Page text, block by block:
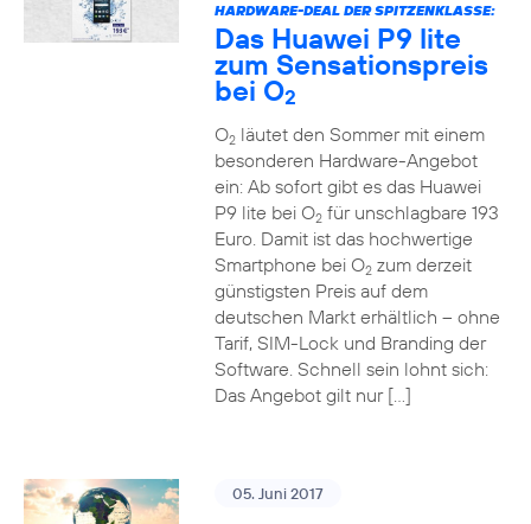
HARDWARE-DEAL DER SPITZENKLASSE:
Das Huawei P9 lite
zum Sensationspreis
bei O2
O2läutet den Sommer mit einem
besonderen Hardware-Angebot
ein: Ab sofort gibt es das Huawei
P9 lite bei O2für unschlagbare 193
Euro. Damit ist das hochwertige
Smartphone bei O2zum derzeit
günstigsten Preis auf dem
deutschen Markt erhältlich – ohne
Tarif, SIM-Lock und Branding der
Software. Schnell sein lohnt sich:
Das Angebot gilt nur […]
05. Juni 2017